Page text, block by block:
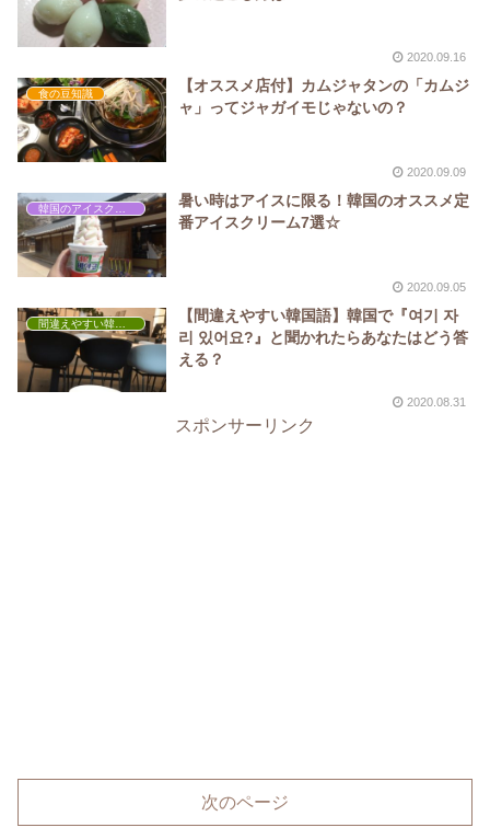
2020.09.16
食の豆知識
【オススメ店付】カムジャタンの「カムジ
ャ」ってジャガイモじゃないの？
2020.09.09
暑い時はアイスに限る！韓国のオススメ定
番アイスクリーム7選☆
2020.09.05
【間違えやすい韓国語】韓国で『여기 자
리 있어요?』と聞かれたらあなたはどう答
える？
2020.08.31
スポンサーリンク
次のページ